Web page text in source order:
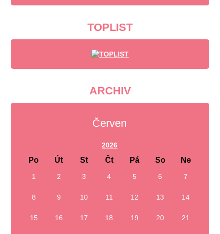
TOPLIST
ARCHIV
Červen
2026
Po Út St Čt Pá So Ne
1 2 3 4 5 6 7
8 9 10 11 12 13 14
15 16 17 18 19 20 21